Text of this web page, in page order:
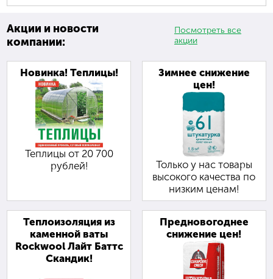
Акции и новости
компании:
Посмотреть все
акции
Новинка! Теплицы!
Теплицы от 20 700
рублей!
Зимнее снижение
цен!
Только у нас товары
высокого качества по
низким ценам!
Теплоизоляция из
каменной ваты
Rockwool Лайт Баттс
Скандик!
Предновогоднее
снижение цен!